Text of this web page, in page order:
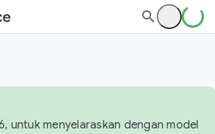
untuk menyelaraskan dengan model